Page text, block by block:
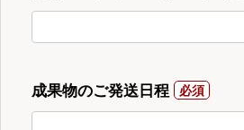
成果物のご発送日程